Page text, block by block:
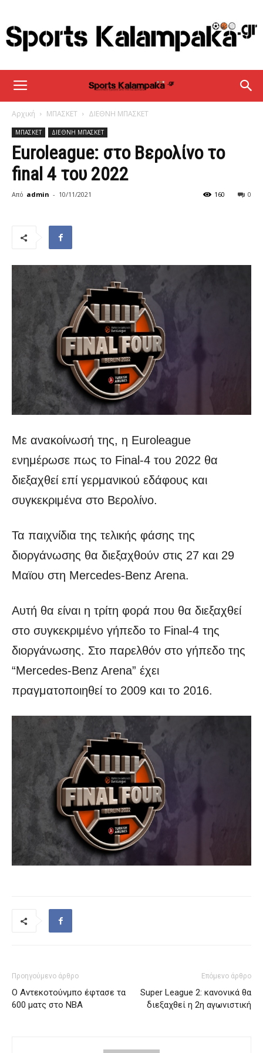
sportskalampaka
Αρχική ΜΠΑΣΚΕΤ ΔΙΕΘΝΗ ΜΠΑΣΚΕΤ
ΜΠΑΣΚΕΤ ΔΙΕΘΝΗ ΜΠΑΣΚΕΤ
Euroleague: στο Βερολίνο το
final 4 του 2022
Από admin - 10/11/2021 0
160
Με ανακοίνωσή της, η Euroleague
ενημέρωσε πως το Final-4 του 2022 θα
διεξαχθεί επί γερμανικού εδάφους και
συγκεκριμένα στο Βερολίνο.
Τα παιχνίδια της τελικής φάσης της
διοργάνωσης θα διεξαχθούν στις 27 και 29
Μαϊου στη Mercedes-Benz Arena.
Αυτή θα είναι η τρίτη φορά που θα διεξαχθεί
στο συγκεκριμένο γήπεδο το Final-4 της
διοργάνωσης. Στο παρελθόν στο γήπεδο της
“Mercedes-Benz Arena” έχει
πραγματοποιηθεί το 2009 και το 2016.
Προηγούμενο άρθρο
Ο Αντεκοτούνμπο έφτασε τα
600 ματς στο ΝΒΑ
Επόμενο άρθρο
Super League 2: κανονικά θα
διεξαχθεί η 2η αγωνιστική